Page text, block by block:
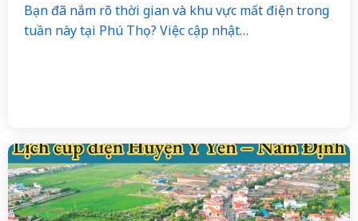
Bạn đã nắm rõ thời gian và khu vực mất điện trong
tuần này tại Phú Thọ? Việc cập nhật…